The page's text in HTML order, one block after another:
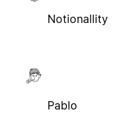
Notionallity
Pablo